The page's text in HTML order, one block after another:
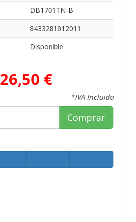
DB1701TN-B
8433281012011
Disponible
26,50 €
*IVA Incluido
Comprar